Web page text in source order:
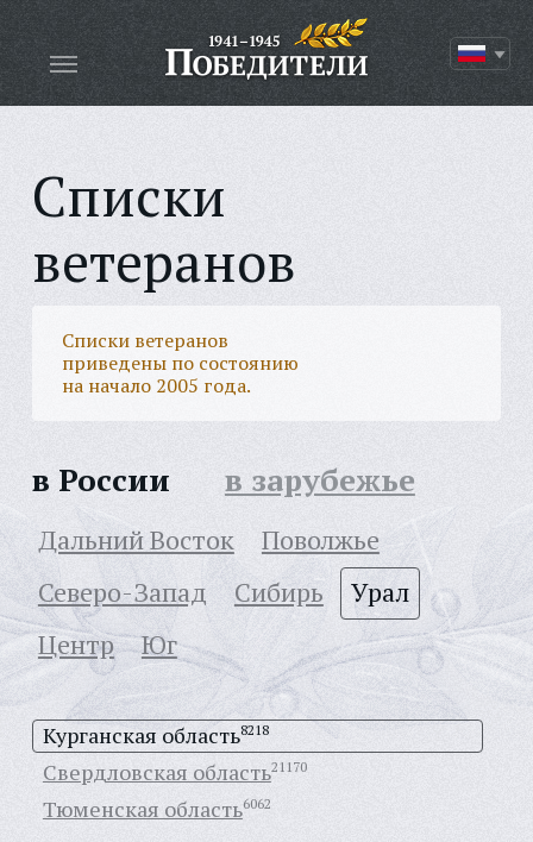
Списки
ветеранов
Списки ветеранов
приведены по состоянию
на начало 2005 года.
в России в зарубежье
Дальний Восток
Поволжье
Северо-Запад
Сибирь
Урал
Центр
Юг
Курганская область8218
Свердловская область21170
Тюменская область6062